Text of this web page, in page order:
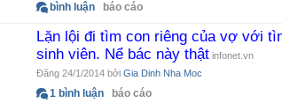
bình luận báo cáo
Lặn lội đi tìm con riêng của vợ với
sinh viên. Nể bác này thật infonet.vn
Đăng 24/1/2014 bởi Gia Dinh Nha Moc
1 bình luận báo cáo